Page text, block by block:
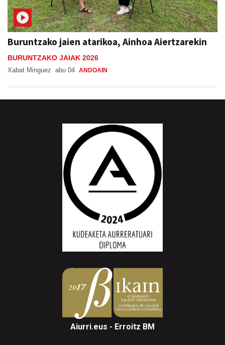
Buruntzako jaien atarikoa, Ainhoa Aiertzarekin
BURUNTZAKO JAIAK 2026
Xabat Minguez abu 04 ANDOAIN
Aiurri.eus - Erroitz BM